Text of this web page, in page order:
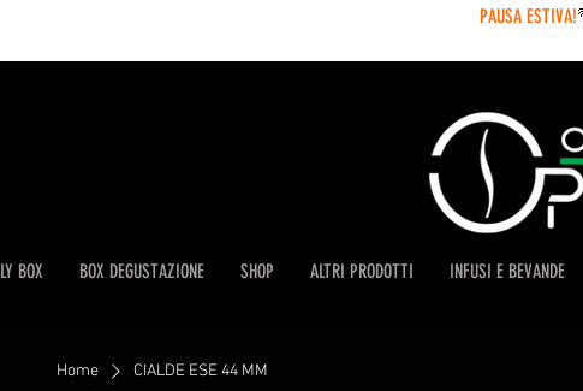
BOX BOX DEGUSTAZIONE SHOP ALTRI PRODOTTI INFUSI E BEVANDE
PAUSA ESTIVA!
Home CIALDE ESE 44 MM